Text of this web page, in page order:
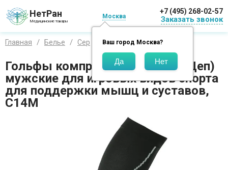
НетРан
Медицинские товары
Москва
Ваш город Москва?
+7 (495) 268-02-57
Заказать звонок
Главная Белье Сер Гольфы
Гольфы компрессионные Cep (Цеп)
мужские для игровых видов спорта
для поддержки мышц и суставов,
C14M